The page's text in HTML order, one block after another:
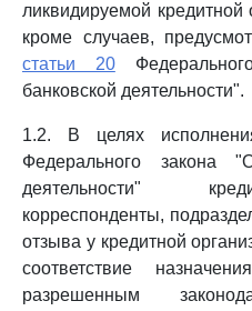
ликвидируемой
кроме случаев,
статьи 20
банковской деятельности".
1.2. В целях
Федерального закона
деятельности"
корреспонденты,
отзыва у кредитной
соответствие
разрешенным